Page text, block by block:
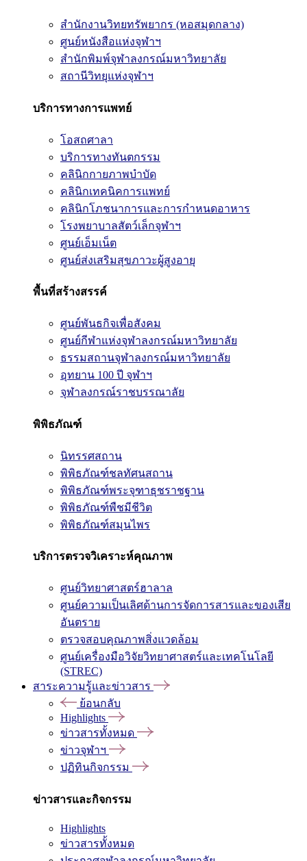
สำนักงานวิทยทรัพยากร (หอสมุดกลาง)
ศูนย์หนังสือแห่งจุฬาฯ
สำนักพิมพ์จุฬาลงกรณ์มหาวิทยาลัย
สถานีวิทยุแห่งจุฬาฯ
บริการทางการแพทย์
โอสถศาลา
บริการทางทันตกรรม
คลินิกกายภาพบำบัด
คลินิกเทคนิคการแพทย์
คลินิกโภชนาการและการกำหนดอาหาร
โรงพยาบาลสัตว์เล็กจุฬาฯ
ศูนย์เอ็มเน็ต
ศูนย์ส่งเสริมสุขภาวะผู้สูงอายุ
พื้นที่สร้างสรรค์
ศูนย์พันธกิจเพื่อสังคม
ศูนย์กีฬาแห่งจุฬาลงกรณ์มหาวิทยาลัย
ธรรมสถานจุฬาลงกรณ์มหาวิทยาลัย
อุทยาน 100 ปี จุฬาฯ
จุฬาลงกรณ์ราชบรรณาลัย
พิพิธภัณฑ์
นิทรรศสถาน
พิพิธภัณฑ์ชลทัศนสถาน
พิพิธภัณฑ์พระจุฑาธุชราชฐาน
พิพิธภัณฑ์พืชมีชีวิต
พิพิธภัณฑ์สมุนไพร
บริการตรวจวิเคราะห์คุณภาพ
ศูนย์วิทยาศาสตร์ฮาลาล
ศูนย์ความเป็นเลิศด้านการจัดการสารและของเสีย
อันตราย
ตรวจสอบคุณภาพสิ่งแวดล้อม
ศูนย์เครื่องมือวิจัยวิทยาศาสตร์และเทคโนโลยี
(STREC)
สาระความรู้และข่าวสาร
ย้อนกลับ
Highlights
ข่าวสารทั้งหมด
ข่าวจุฬาฯ
ปฏิทินกิจกรรม
ข่าวสารและกิจกรรม
Highlights
ข่าวสารทั้งหมด